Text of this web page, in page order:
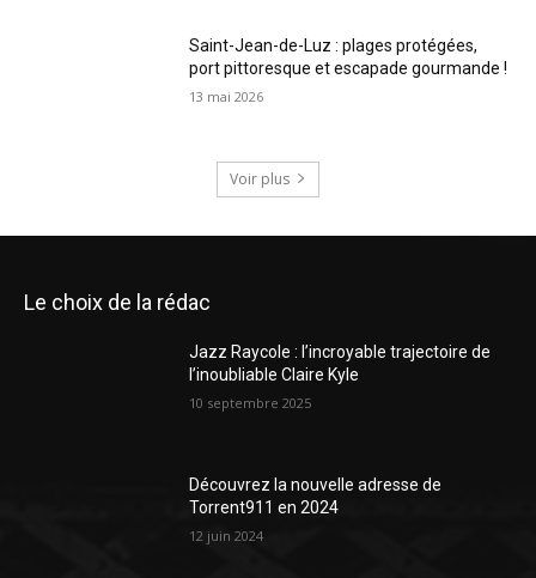
Saint-Jean-de-Luz : plages protégées,
port pittoresque et escapade gourmande !
13 mai 2026
Voir plus
Le choix de la rédac
Jazz Raycole : l’incroyable trajectoire de
l’inoubliable Claire Kyle
10 septembre 2025
Découvrez la nouvelle adresse de
Torrent911 en 2024
12 juin 2024